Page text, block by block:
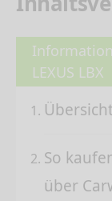
LEXUS LBX
So
über